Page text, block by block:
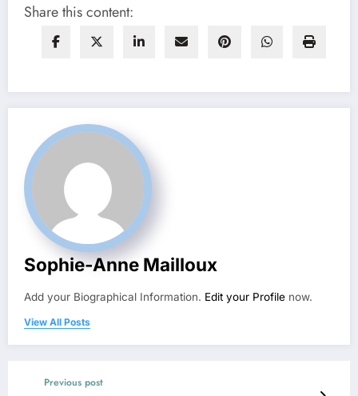
Share this content:
Sophie-Anne Mailloux
Add your Biographical Information. Edit your Profile now.
View All Posts
Previous post